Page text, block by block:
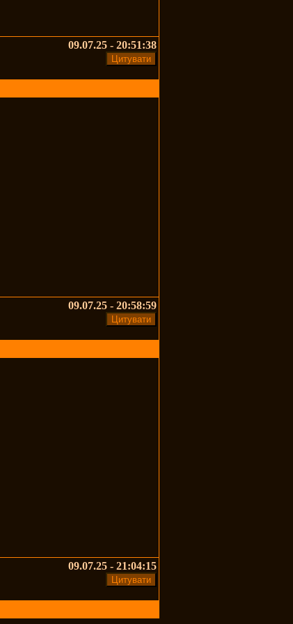
09.07.25 - 20:51:38
09.07.25 - 20:58:59
09.07.25 - 21:04:15